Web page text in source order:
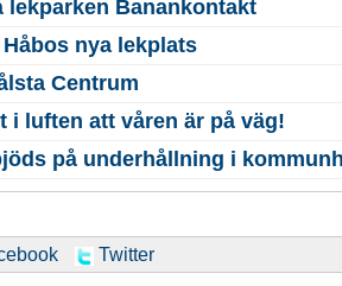
lekparken Banankontakt
nya lekplats
Centrum
i luften att våren är på väg!
på underhållning i
Twitter